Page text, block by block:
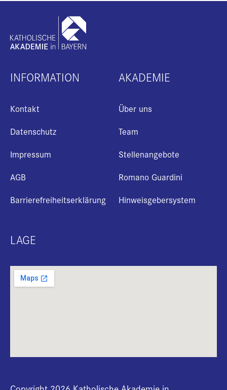
INFORMATION
Kontakt
Datenschutz
Impressum
AGB
Barrierefreiheitserklärung
AKADEMIE
Über uns
Team
Stellenangebote
Romano Guardini
Hinweisgebersystem
LAGE